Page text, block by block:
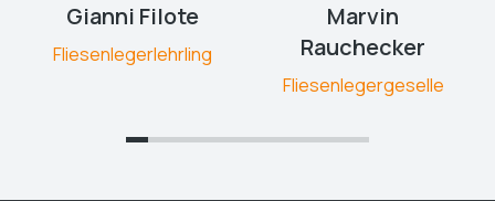
Gianni Filote
Fliesenlegerlehrling
Marvin
Rauchecker
Fliesenlegergeselle